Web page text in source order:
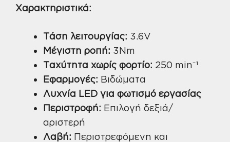
Χαρακτηριστικά:
Τάση λειτουργίας: 3.6V
Μέγιστη ροπή: 3Nm
Ταχύτητα χωρίς φορτίο: 250 min⁻¹
Εφαρμογές: Βιδώματα
Λυχνία LED για φωτισμό εργασίας
Περιστροφή: Επιλογή δεξιά/
αριστερή
Λαβή: Περιστρεφόμενη και